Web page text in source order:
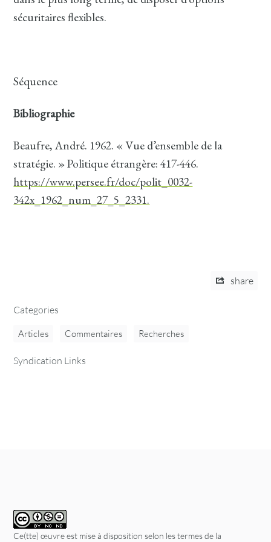
sécuritaires flexibles.
Séquence
Bibliographie
Beaufre, André. 1962. « Vue d’ensemble de la
stratégie. » Politique étrangère: 417-446.
https://www.persee.fr/doc/polit_0032-
342x_1962_num_27_5_2331.
share
Categories
Articles Commentaires Recherches
Syndication Links
Ce(tte) œuvre est mise à disposition selon les termes de la